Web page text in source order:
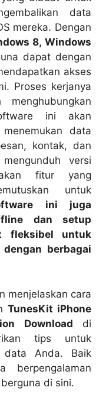
data
mereka. Dengan
8, Windows
dapat dengan
akses
Proses kerjanya
ini akan
data
kontak, dan
versi
fitur yang
untuk
ini juga
dan setup
fleksibel untuk
berbagai
menjelaskan cara
TunesKit iPhone
Download di
tips untuk
data Anda. Baik
berpengalaman
di sini.